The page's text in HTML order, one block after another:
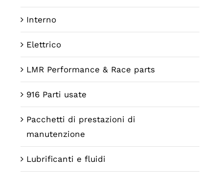
Interno
Elettrico
LMR Performance & Race parts
916 Parti usate
Pacchetti di prestazioni di
manutenzione
Lubrificanti e fluidi